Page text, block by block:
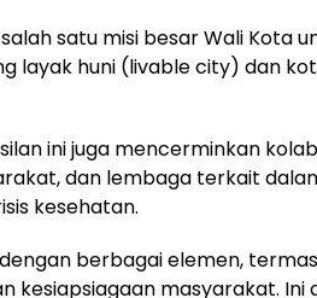
satu misi besar Wali Kota
layak huni (livable city) dan
ini juga mencerminkan
dan lembaga terkait
kesehatan.
berbagai elemen,
kesiapsiagaan masyarakat. Ini